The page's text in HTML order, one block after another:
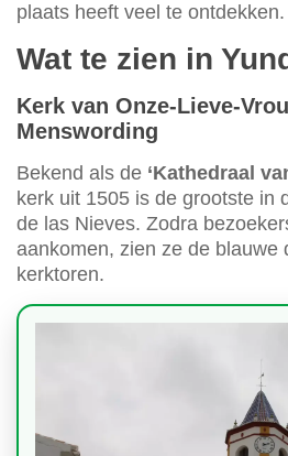
plaats heeft veel te ontdekken.
Wat te zien in
Kerk van Onze-Lieve-
Menswording
Bekend als de ‘Kathedraal
kerk uit 1505 is de grootste in
de las Nieves. Zodra
aankomen, zien ze de blauwe
kerktoren.